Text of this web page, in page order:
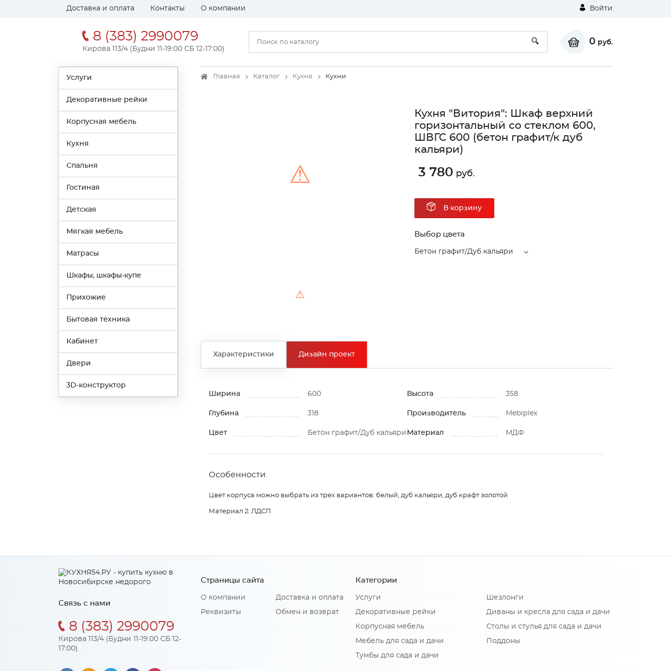
Доставка и оплата Контакты О компании Войти
8 (383) 2990079
Кирова 113/4 (Будни 11-19:00 СБ 12-17:00)
0 руб.
Услуги
Декоративные рейки
Корпусная мебель
Кухня
Спальня
Гостиная
Детская
Мягкая мебель
Матрасы
Шкафы, шкафы-купе
Прихожие
Бытовая техника
Кабинет
Двери
3D-конструктор
Главная Каталог Кухня Кухни
⚠
⚠
Кухня "Витория": Шкаф верхний
горизонтальный со стеклом 600,
ШВГС 600 (бетон графит/к дуб
кальяри)
3 780 руб.
В корзину
Выбор цвета
Бетон графит/Дуб кальяри
Характеристики Дизайн проект
Ширина 600 Высота 358
Глубина 318 Производитель Mebiрlex
Цвет Бетон графит/Дуб кальяри Материал МДФ
Особенности
Цвет корпуса можно выбрать из трех вариантов: белый, дуб кальяри, дуб крафт золотой
Материал 2: ЛДСП
Связь с нами
8 (383) 2990079
Кирова 113/4 (Будни 11-19:00 СБ 12-
17:00)
Страницы сайта
О компании
Реквизиты
Доставка и оплата
Обмен и возврат
Категории
Услуги
Декоративные рейки
Корпусная мебель
Мебель для сада и дачи
Тумбы для сада и дачи
Шезлонги
Диваны и кресла для сада и дачи
Столы и стулья для сада и дачи
Поддоны